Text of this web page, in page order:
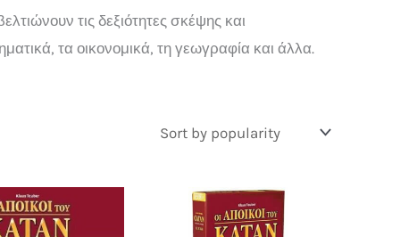
τις δεξιότητες σκέψης και
τα οικονομικά, τη γεωγραφία και άλλα.